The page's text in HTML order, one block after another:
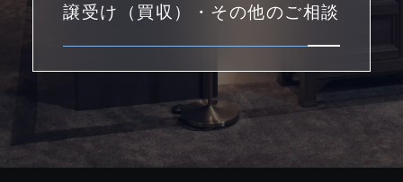
譲受け（買収）・その他のご相談